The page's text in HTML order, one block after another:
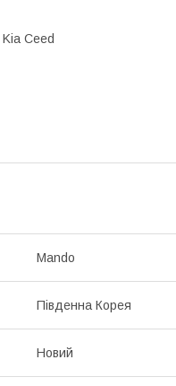
Ceed
Mando
Південна Корея
Новий